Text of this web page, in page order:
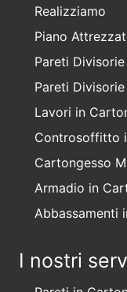
Realizziamo
Piano
Pareti
Pareti
Lavori in
Controsoffitto
Cartongesso
Armadio in
Abbassamenti
I nostri